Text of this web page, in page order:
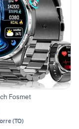
Fosmet
(TO)